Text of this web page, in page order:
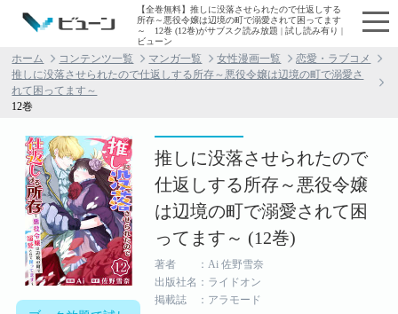
【全巻無料】推しに没落させられたので仕返しする
所存～悪役令嬢は辺境の町で溺愛されて困ってます
～ 12巻 (12巻)がサブスク読み放題 | 試し読み有り |
ビューン
ホーム コンテンツ一覧 マンガ一覧 女性漫画一覧
恋愛・ラブコメ
推しに没落させられたので仕返しする所存～悪役令嬢は辺境の町で溺愛さ
れて困ってます～
12巻
推しに没落させられたので
仕返しする所存～悪役令嬢
は辺境の町で溺愛されて困
ってます～ (12巻)
著者 ：Ai 佐野雪奈
出版社名：ライドオン
掲載誌 ：アラモード